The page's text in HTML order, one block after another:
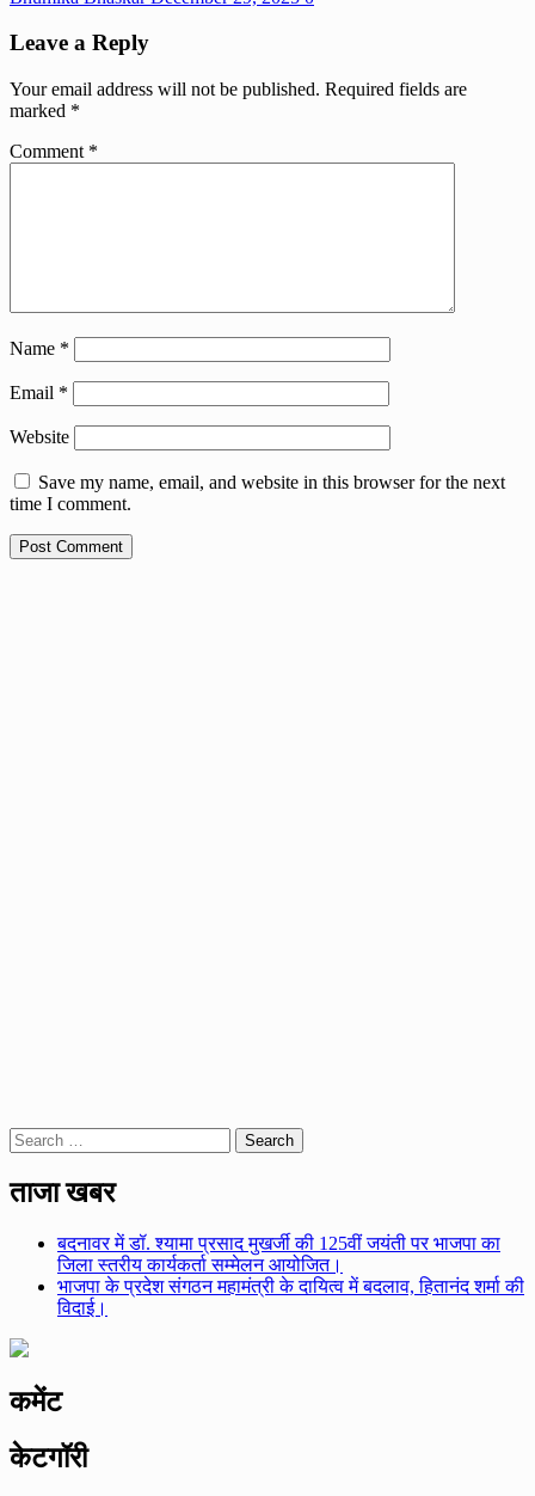
Leave a Reply
Your email address will not be published. Required fields are
marked *
Comment *
Name *
Email *
Website
Save my name, email, and website in this browser for the next
time I comment.
Search
for:
ताजा खबर
बदनावर में डॉ. श्यामा प्रसाद मुखर्जी की 125वीं जयंती पर भाजपा का
जिला स्तरीय कार्यकर्ता सम्मेलन आयोजित।
भाजपा के प्रदेश संगठन महामंत्री के दायित्व में बदलाव, हितानंद शर्मा की
विदाई।
कमेंट
केटगॉरी